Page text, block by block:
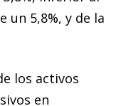
un 5,8%, y de la
los activos
en